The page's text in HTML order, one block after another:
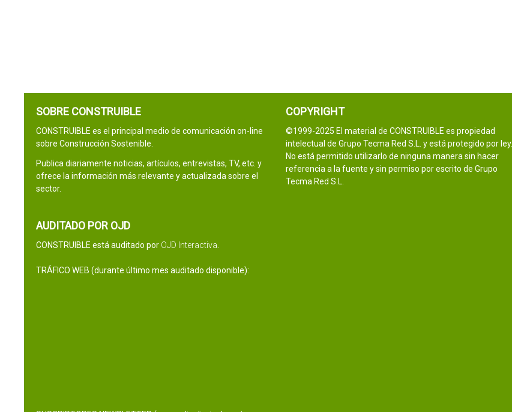
SOBRE CONSTRUIBLE
CONSTRUIBLE es el principal medio de comunicación on-line
sobre Construcción Sostenible.
Publica diariamente noticias, artículos, entrevistas, TV, etc. y
ofrece la información más relevante y actualizada sobre el
sector.
AUDITADO POR OJD
CONSTRUIBLE está auditado por OJD Interactiva
TRÁFICO WEB (durante último mes auditado disponible):
COPYRIGHT
©1999-2025 El material de CONSTRUIBLE es propiedad
intelectual de Grupo Tecma Red S.L. y está protegido por ley.
No está permitido utilizarlo de ninguna manera sin hacer
referencia a la fuente y sin permiso por escrito de Grupo
Tecma Red S.L.